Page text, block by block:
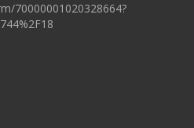
70000001020328664?